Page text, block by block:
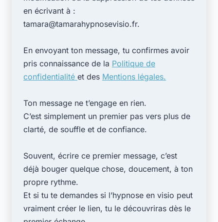
en écrivant à :
tamara@tamarahypnosevisio.fr.
En envoyant ton message, tu confirmes avoir
pris connaissance de la Politique de
confidentialité et des Mentions légales.
Ton message ne t’engage en rien.
C’est simplement un premier pas vers plus de
clarté, de souffle et de confiance.
Souvent, écrire ce premier message, c’est
déjà bouger quelque chose, doucement, à ton
propre rythme.
Et si tu te demandes si l’hypnose en visio peut
vraiment créer le lien, tu le découvriras dès le